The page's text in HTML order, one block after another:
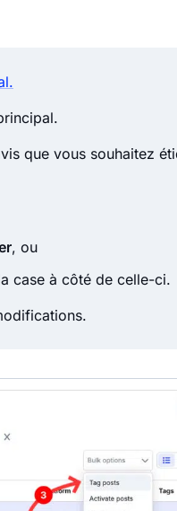
que vous souhaitez
, ou
case à côté de celle-ci.